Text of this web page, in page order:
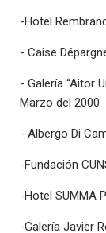
-Hotel
- Caise
- Galería “Aitor
Marzo del 2000
- Albergo Di
-Fundación
-Hotel SUMMA
-Galería Javier